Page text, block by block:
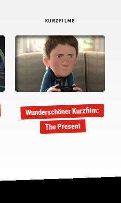
KURZFILME
Wunderschöner Kurzfilm:
The Present